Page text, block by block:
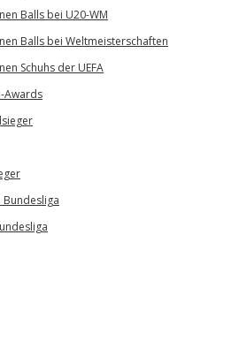
Balls bei U20-WM
Balls bei Weltmeisterschaften
Schuhs der UEFA
Awards